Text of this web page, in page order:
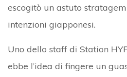
escogitò un astuto
intenzioni giapponesi.
Uno dello staff di Station
ebbe l’idea di fingere un